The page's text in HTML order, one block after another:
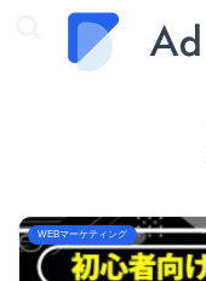
WEBマーケティング